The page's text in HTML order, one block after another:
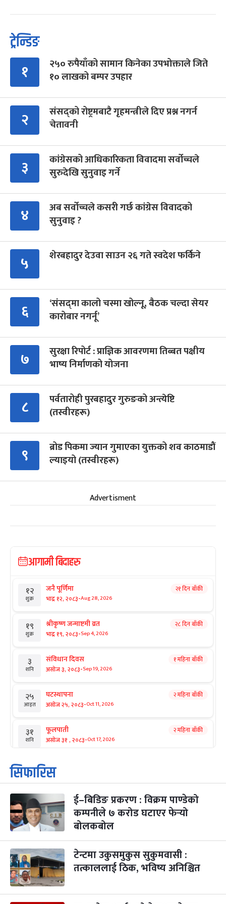
ट्रेन्डिङ
१
२५० रुपैयाँको सामान किनेका उपभोक्ताले जिते
१० लाखको बम्पर उपहार
२
संसद्को रोष्ट्रमबाटै गृहमन्त्रीले दिए प्रश्न नगर्न
चेतावनी
३
कांग्रेसको आधिकारिकता विवादमा सर्वोच्चले
सुरुदेखि सुनुवाइ गर्ने
४
अब सर्वोच्चले कसरी गर्छ कांग्रेस विवादको
सुनुवाइ ?
५ शेरबहादुर देउवा साउन २६ गते स्वदेश फर्किने
६
‘संसद्‍मा कालो चस्मा खोल्नू, बैठक चल्दा सेयर
कारोबार नगर्नू’
७
सुरक्षा रिपोर्ट : प्राज्ञिक आवरणमा तिब्बत पक्षीय
भाष्य निर्माणको योजना
८
पर्वतारोही पुरबहादुर गुरुङको अन्त्येष्टि
(तस्वीरहरू)
९
ब्रोड पिकमा ज्यान गुमाएका युक्तको शव काठमाडौं
ल्याइयो (तस्वीरहरू)
Advertisment
आगामी बिदाहरु
१२
शुक्र
जनै पूर्णिमा
भाद्र १२, २०८३-Aug 28, 2026
२१ दिन बाँकी
१९
शुक्र
श्रीकृष्ण जन्माष्टमी व्रत
भाद्र १९, २०८३-Sep 4, 2026
२८ दिन बाँकी
३
शनि
संविधान दिवस
असोज ३, २०८३-Sep 19, 2026
१ महिना बाँकी
२५
आइत
घटस्थापना
असोज २५, २०८३-Oct 11, 2026
२ महिना बाँकी
३१
शनि
फूलपाती
असोज ३१ , २०८३-Oct 17, 2026
२ महिना बाँकी
१
आइत
कार्तिक सङ्क्रान्ति
कार्तिक १, २०८३
३
मंगल
महानवमी
कार्तिक ३, २०८३-Oct 20, 2026
२ महिना बाँकी
४
५
बिहि
पापा‌ङ्कुशा एकादशी व्रत
कार्तिक ५, २०८३
२ महिना बाँकी
सिफारिस
ई–बिडिङ प्रकरण : विक्रम पाण्डेको
कम्पनीले ७ करोड घटाएर फेर्‍यो
बोलकबोल
टेन्टमा उकुसमुकुस सुकुमवासी :
तत्काललाई ठिक, भविष्य अनिश्चित